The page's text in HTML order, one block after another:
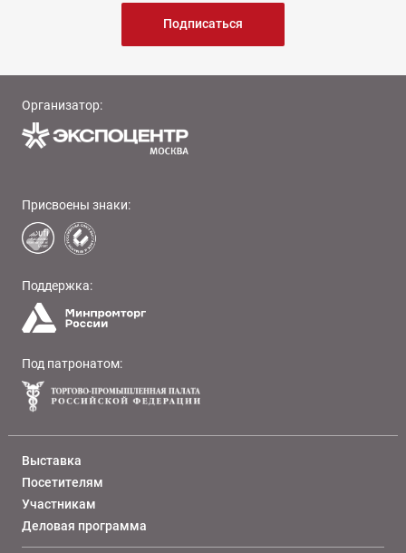
Подписаться
Организатор:
Присвоены знаки:
Поддержка:
Под патронатом:
Выставка
Посетителям
Участникам
Деловая программа